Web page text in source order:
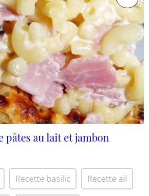
pâtes au lait et jambon
Recette basilic Recette ail